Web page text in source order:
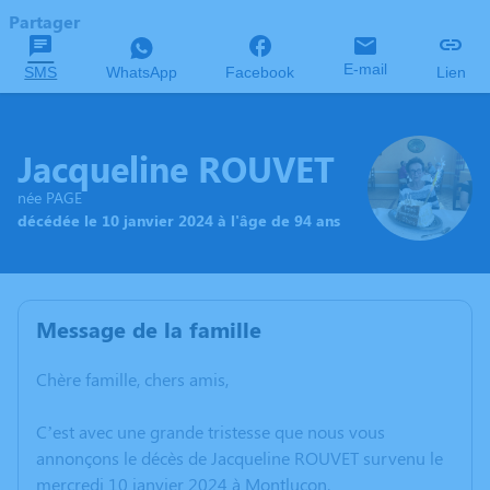
Partager
SMS WhatsApp Facebook E-mail Lien
Jacqueline ROUVET
née PAGE
décédée le 10 janvier 2024 à l'âge de 94 ans
Message de la famille
Chère famille, chers amis,
C’est avec une grande tristesse que nous vous
annonçons le décès de Jacqueline ROUVET survenu le
mercredi 10 janvier 2024 à Montluçon.